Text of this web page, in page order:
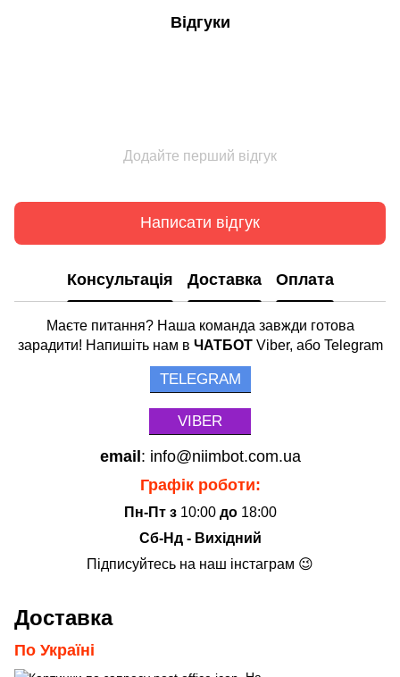
Відгуки
Додайте перший відгук
Написати відгук
Консультація Доставка Оплата
Маєте питання? Наша команда завжди готова
зарадити! Напишіть нам в ЧАТБОТViber, або Telegram
TELEGRAM
VIBER
email: info@niimbot.com.ua
Графік роботи:
Пн-Пт з 10:00до 18:00
Сб-Нд - Вихідний
Підписуйтесь на наш інстаграм 😉
Доставка
По Україні